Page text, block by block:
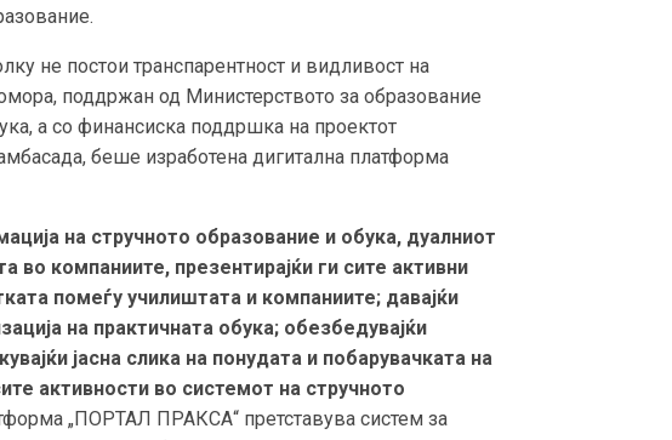
не постои транспарентност и видливост на
поддржан од Министерството за образование
а со финансиска поддршка на проектот
беше изработена дигитална платформа
на стручното образование и обука, дуалниот
компаниите, презентирајќи ги сите активни
помеѓу училиштата и компаниите; давајќи
на практичната обука; обезбедувајќи
јасна слика на понудата и побарувачката на
активности во системот на стручното
„ПОРТАЛ ПРАКСА“ претставува систем за